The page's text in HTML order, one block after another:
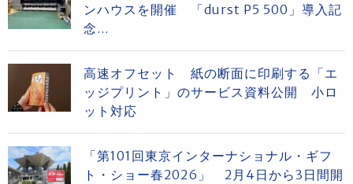
ンハウスを開催 「durst P5 500」導入記
念...
高速オフセット 紙の断面に印刷する「エ
ッジプリント」のサービス資料公開 小ロ
ット対応
「第101回東京インターナショナル・ギフ
ト・ショー春2026」 2月4日から3日間開